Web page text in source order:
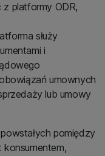
platformy ODR,
służy
i
umownych
lub umowy
pomiędzy
konsumentem,